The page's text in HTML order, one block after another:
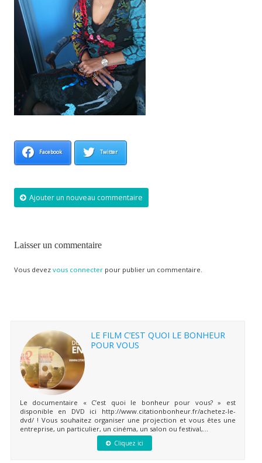
Facebook Twitter
Ajouter un nouveau commentaire
Laisser un commentaire
Vous devez vous connecterpour publier un commentaire.
LE FILM C’EST QUOI LE BONHEUR
POUR VOUS
Le documentaire « C’est quoi le bonheur pour vous? » est
disponible en DVD ici http://www.citationbonheur.fr/achetez-le-
dvd/ ! Vous souhaitez organiser une projection et vous êtes une
entreprise, un particulier, un cinéma, un salon ou festival,...
Cliquez ici